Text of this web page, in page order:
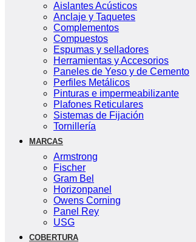
Aislantes Acústicos
Anclaje y Taquetes
Complementos
Compuestos
Espumas y selladores
Herramientas y Accesorios
Paneles de Yeso y de Cemento
Perfiles Metálicos
Pinturas e impermeabilizante
Plafones Reticulares
Sistemas de Fijación
Tornillería
MARCAS
Armstrong
Fischer
Gram Bel
Horizonpanel
Owens Corning
Panel Rey
USG
COBERTURA